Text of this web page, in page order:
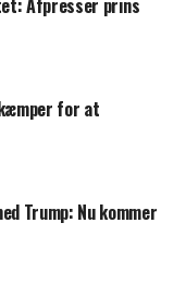
Afpresser prins
for at
Trump: Nu kommer